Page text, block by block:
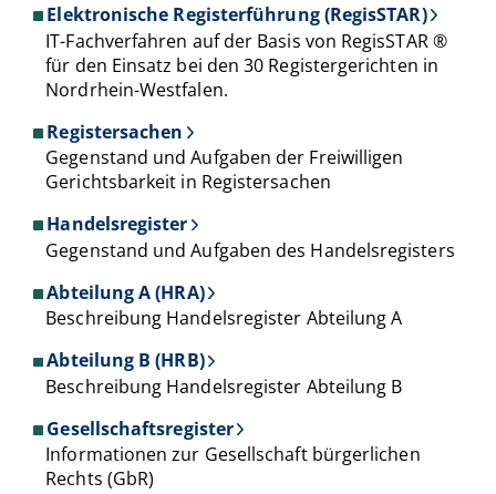
Elektronische Registerführung (RegisSTAR)
IT-Fachverfahren auf der Basis von RegisSTAR ®
für den Einsatz bei den 30 Registergerichten in
Nordrhein-Westfalen.
Registersachen
Gegenstand und Aufgaben der Freiwilligen
Gerichtsbarkeit in Registersachen
Handelsregister
Gegenstand und Aufgaben des Handelsregisters
Abteilung A (HRA)
Beschreibung Handelsregister Abteilung A
Abteilung B (HRB)
Beschreibung Handelsregister Abteilung B
Gesellschaftsregister
Informationen zur Gesellschaft bürgerlichen
Rechts (GbR)